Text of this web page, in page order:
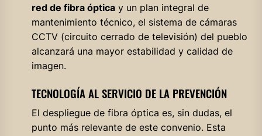
red de fibra ópticay un plan integral de
mantenimiento técnico, el sistema de cámaras
CCTV (circuito cerrado de televisión) del pueblo
alcanzará una mayor estabilidad y calidad de
imagen.
TECNOLOGÍA AL SERVICIO DE LA PREVENCIÓN
El despliegue de fibra óptica es, sin dudas, el
punto más relevante de este convenio. Esta